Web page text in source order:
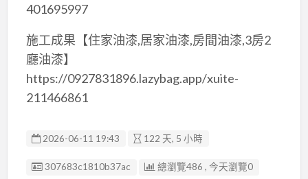
401695997
施工成果【住家油漆,居家油漆,房間油漆,3房2
廳油漆】
https://0927831896.lazybag.app/xuite-
211466861
2026-06-11 19:43 122 天, 5 小時
廣告编號
307683c1810b37ac 總瀏覽486 , 今天瀏覽0